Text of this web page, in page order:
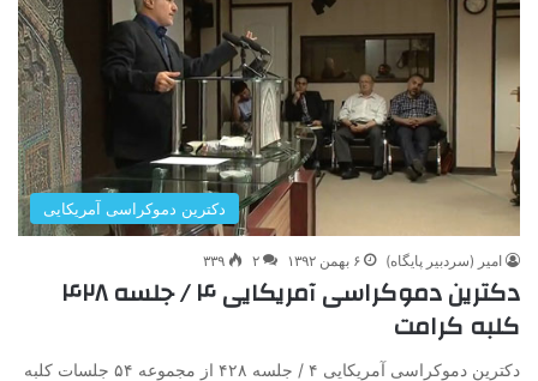
دکترین ‌دموکراسی ‌آمریکایی‌
امیر (سردبیر پایگاه) ۶ بهمن ۱۳۹۲ ۲ ۳۳۹
دکترین ‌دموکراسی ‌آمریکایی‌ ۴ / جلسه ۴۲۸
کلبه کرامت
دکترین ‌دموکراسی ‌آمریکایی‌ ۴ / جلسه ۴۲۸ از مجموعه ۵۴ جلسات کلبه